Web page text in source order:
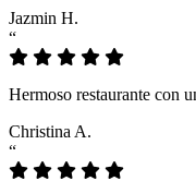
Jazmin H.
“
Hermoso restaurante con
Christina A.
“